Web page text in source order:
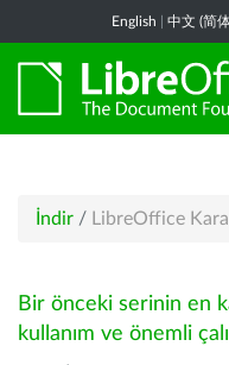
English 中文 (简
İndir / LibreOffice
Bir önceki serinin en
kullanım ve önemli